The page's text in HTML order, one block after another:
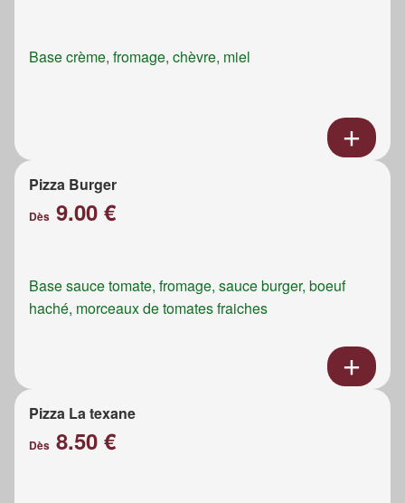
Base crème, fromage, chèvre, miel
Pizza Burger
Dès 9.00 €
Base sauce tomate, fromage, sauce burger, boeuf
haché, morceaux de tomates fraiches
Pizza La texane
Dès 8.50 €